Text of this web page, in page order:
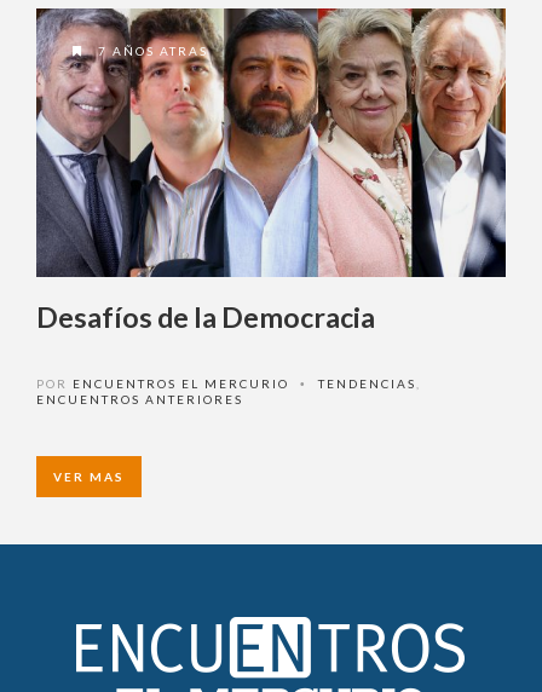
7 AÑOS ATRAS
Desafíos de la Democracia
POR ENCUENTROS EL MERCURIO • TENDENCIAS
ENCUENTROS ANTERIORES
VER MAS